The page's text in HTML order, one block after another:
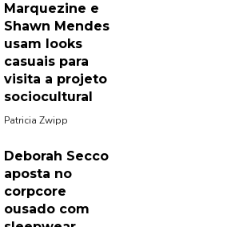
Marquezine e
Shawn Mendes
usam looks
casuais para
visita a projeto
sociocultural
Patricia Zwipp
Deborah Secco
aposta no
corpcore
ousado com